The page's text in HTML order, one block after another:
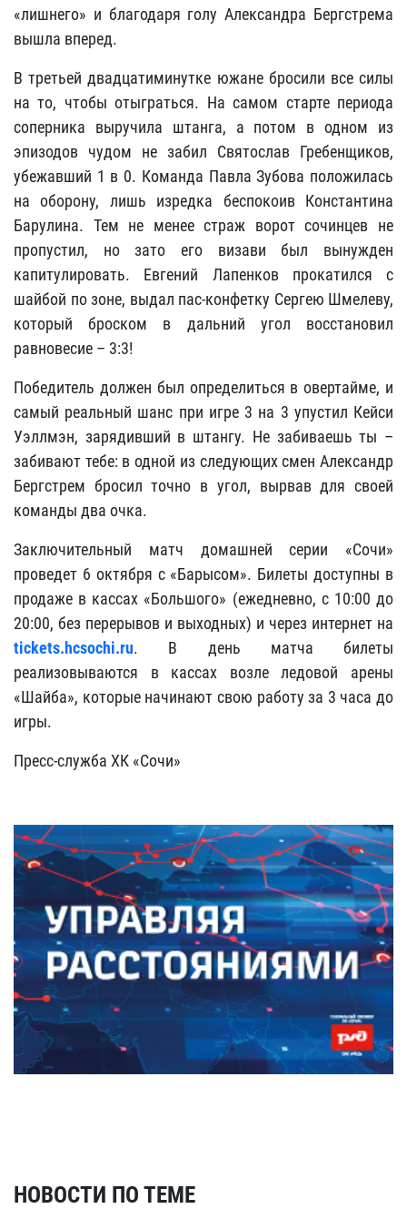
«лишнего» и благодаря голу Александра Бергстрема
вышла вперед.
В третьей двадцатиминутке южане бросили все силы
на то, чтобы отыграться. На самом старте периода
соперника выручила штанга, а потом в одном из
эпизодов чудом не забил Святослав Гребенщиков,
убежавший 1 в 0. Команда Павла Зубова положилась
на оборону, лишь изредка беспокоив Константина
Барулина. Тем не менее страж ворот сочинцев не
пропустил, но зато его визави был вынужден
капитулировать. Евгений Лапенков прокатился с
шайбой по зоне, выдал пас-конфетку Сергею Шмелеву,
который броском в дальний угол восстановил
равновесие – 3:3!
Победитель должен был определиться в овертайме, и
самый реальный шанс при игре 3 на 3 упустил Кейси
Уэллмэн, зарядивший в штангу. Не забиваешь ты –
забивают тебе: в одной из следующих смен Александр
Бергстрем бросил точно в угол, вырвав для своей
команды два очка.
Заключительный матч домашней серии «Сочи»
проведет 6 октября с «Барысом». Билеты доступны в
продаже в кассах «Большого» (ежедневно, с 10:00 до
20:00, без перерывов и выходных) и через интернет на
tickets.hcsochi.ru. В день матча билеты
реализовываются в кассах возле ледовой арены
«Шайба», которые начинают свою работу за 3 часа до
игры.
Пресс-служба ХК «Сочи»
НОВОСТИ ПО ТЕМЕ